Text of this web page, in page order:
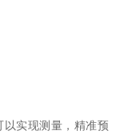
实现测量，精准预